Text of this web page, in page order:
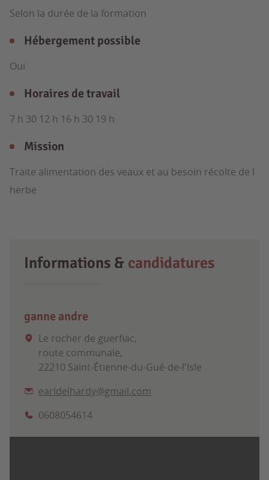
Selon la durée de la formation
Hébergement possible
Oui
Horaires de travail
7 h 30 12 h 16 h 30 19 h
Mission
Traite alimentation des veaux et au besoin récolte de l
herbe
Informations & candidatures
ganne andre
Le rocher de guerfiac,
route communale,
22210 Saint-Étienne-du-Gué-de-l'Isle
earldelhardy@gmail.com
0608054614